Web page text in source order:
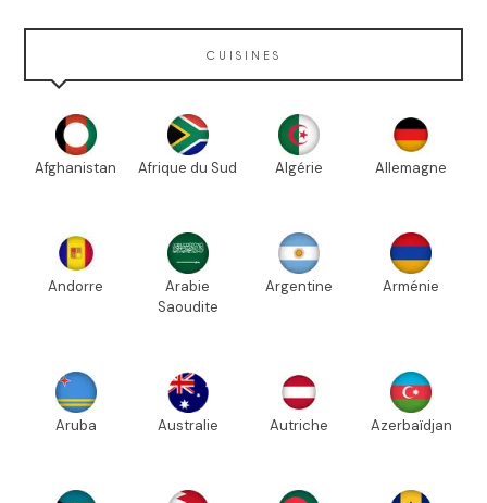
CUISINES
Afghanistan Afrique du Sud Algérie Allemagne
Andorre
Arabie
Saoudite
Argentine Arménie
Aruba Australie Autriche Azerbaïdjan